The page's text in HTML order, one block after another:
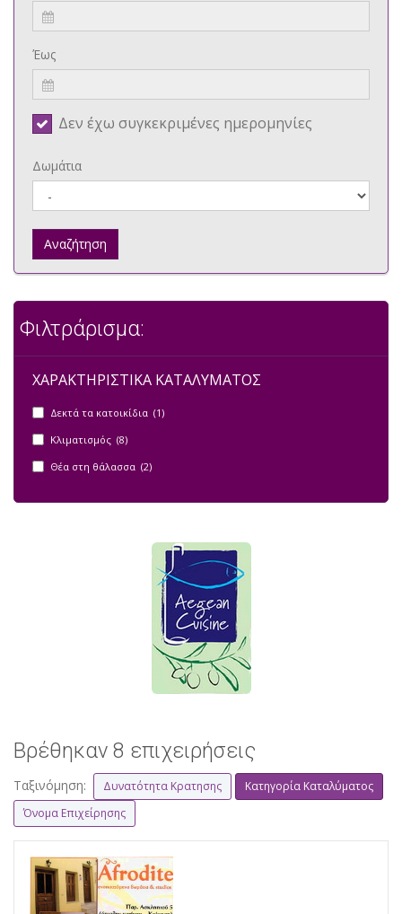
Έως
Δεν έχω συγκεκριμένες ημερομηνίες
Δωμάτια
Αναζήτηση
Φιλτράρισμα:
ΧΑΡΑΚΤΗΡΙΣΤΙΚΑ ΚΑΤΑΛΥΜΑΤΟΣ
Δεκτά τα κατοικίδια (1)
Κλιματισμός (8)
Θέα στη θάλασσα (2)
Βρέθηκαν 8 επιχειρήσεις
Ταξινόμηση: Δυνατότητα Κρατησης
Κατηγορία Καταλύματος
Όνομα Επιχείρησης